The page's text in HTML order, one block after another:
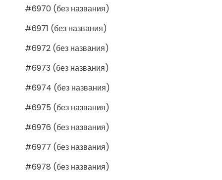
#6970 (без названия)
#6971 (без названия)
#6972 (без названия)
#6973 (без названия)
#6974 (без названия)
#6975 (без названия)
#6976 (без названия)
#6977 (без названия)
#6978 (без названия)